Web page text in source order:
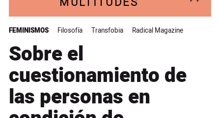
FEMINISMOS Filosofía Transfobia Radical Magazine
Sobre el
cuestionamiento de
las personas en